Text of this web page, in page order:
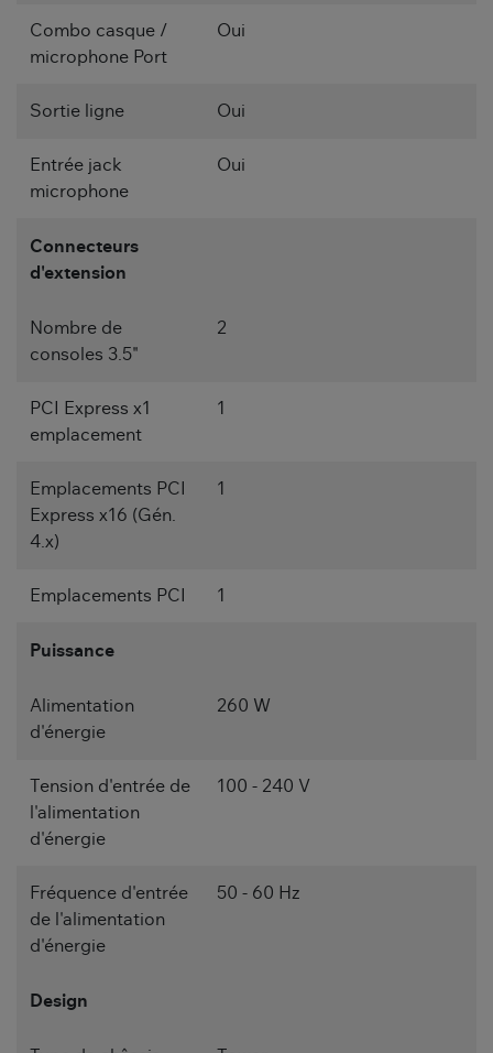
Combo casque /
microphone Port
Oui
Sortie ligne Oui
Entrée jack
microphone
Oui
Connecteurs
d'extension
Nombre de
consoles 3.5"
2
PCI Express x1
emplacement
1
Emplacements PCI
Express x16 (Gén.
4.x)
1
Emplacements PCI 1
Puissance
Alimentation
d'énergie
260 W
Tension d'entrée de
l'alimentation
d'énergie
100 - 240 V
Fréquence d'entrée
de l'alimentation
d'énergie
50 - 60 Hz
Design